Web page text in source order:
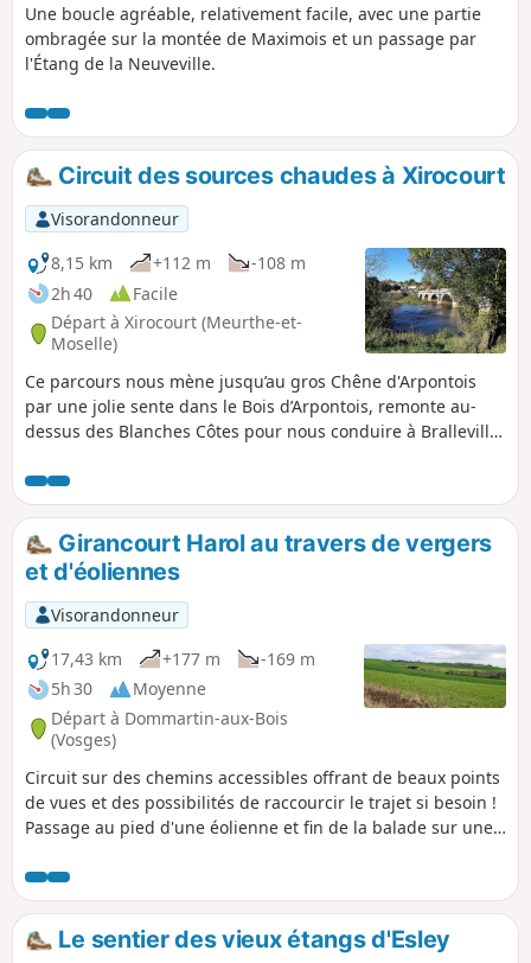
Une boucle agréable, relativement facile, avec une partie
ombragée sur la montée de Maximois et un passage par
l'Étang de la Neuveville.
Circuit des sources chaudes à Xirocourt
Visorandonneur
8,15 km
+112 m
-108 m
2h 40
Facile
Départ à Xirocourt (Meurthe-et-
Moselle)
Ce parcours nous mène jusqu’au gros Chêne d'Arpontois
par une jolie sente dans le Bois d’Arpontois, remonte au-
dessus des Blanches Côtes pour nous conduire à Bralleville
ferme de la Vau et le Saintois. De Bralleville à Xirocourt, le
retour se fait par un chemin entre champs et rivière.
Girancourt Harol au travers de vergers
et d'éoliennes
Visorandonneur
17,43 km
+177 m
-169 m
5h 30
Moyenne
Départ à Dommartin-aux-Bois
(Vosges)
Circuit sur des chemins accessibles offrant de beaux points
de vues et des possibilités de raccourcir le trajet si besoin !
Passage au pied d'une éolienne et fin de la balade sur une
balisages du Club Vosgien mais étant fraichement réalisés,
ils n'apparaissent pas sur la carte IGN.
Le sentier des vieux étangs d'Esley